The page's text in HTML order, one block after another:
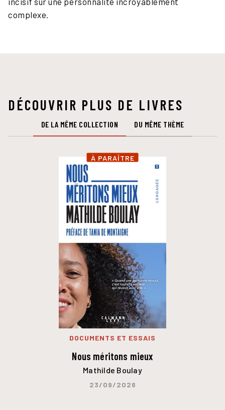
complexe.
DÉCOUVRIR PLUS DE LIVRES
DE LA MÊME COLLECTION DU MÊME THÈME
À PARAÎTRE
DOCUMENTS ET ESSAIS
Nous méritons mieux
Mathilde Boulay
23/09/2026